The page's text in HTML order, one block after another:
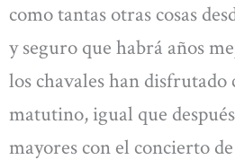
como tantas otras cosas
y seguro que habrá años
los chavales han disfrutado
matutino, igual que
mayores con el concierto